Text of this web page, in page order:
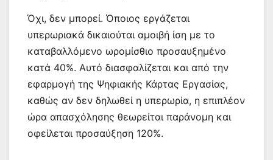
Όχι, δεν μπορεί. Όποιος εργάζεται
υπερωριακά δικαιούται αμοιβή ίση με το
καταβαλλόμενο ωρομίσθιο προσαυξημένο
κατά 40%. Αυτό διασφαλίζεται και από την
εφαρμογή της Ψηφιακής Κάρτας Εργασίας,
καθώς αν δεν δηλωθεί η υπερωρία, η επιπλέον
ώρα απασχόλησης θεωρείται παράνομη και
οφείλεται προσαύξηση 120%.